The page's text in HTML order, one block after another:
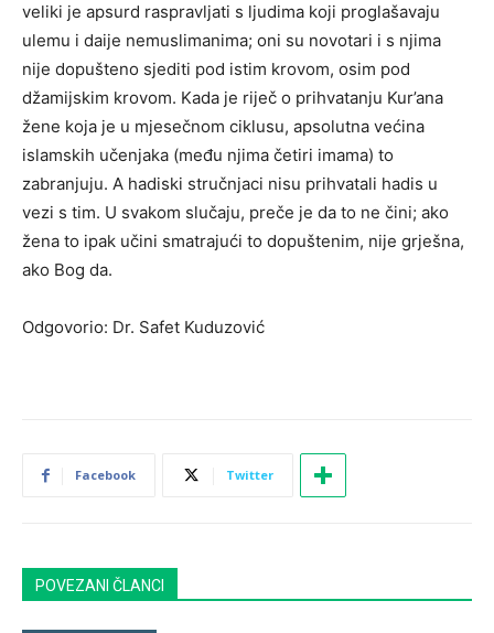
veliki je apsurd raspravljati s ljudima koji proglašavaju
ulemu i daije nemuslimanima; oni su novotari i s njima
nije dopušteno sjediti pod istim krovom, osim pod
džamijskim krovom. Kada je riječ o prihvatanju Kur’ana
žene koja je u mjesečnom ciklusu, apsolutna većina
islamskih učenjaka (među njima četiri imama) to
zabranjuju. A hadiski stručnjaci nisu prihvatali hadis u
vezi s tim. U svakom slučaju, preče je da to ne čini; ako
žena to ipak učini smatrajući to dopuštenim, nije grješna,
ako Bog da.
Odgovorio: Dr. Safet Kuduzović
Facebook Twitter
POVEZANI ČLANCI